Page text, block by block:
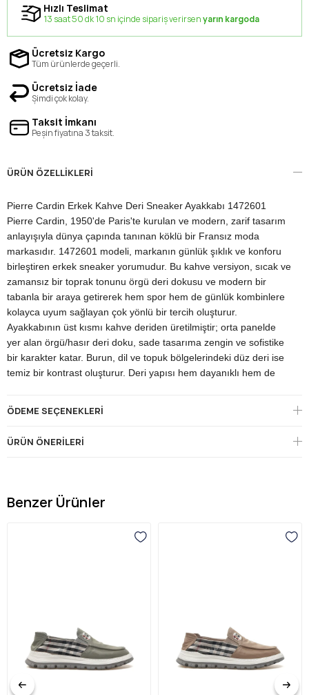
Hızlı Teslimat
13 saat 50 dk 10 sn içinde sipariş verirsenyarın kargoda
Ücretsiz Kargo
Tüm ürünlerde geçerli.
Ücretsiz İade
Şimdi çok kolay.
Taksit İmkanı
Peşin fiyatına 3 taksit.
ÜRÜN ÖZELLIKLERI
Pierre Cardin Erkek Kahve Deri Sneaker Ayakkabı 1472601
Pierre Cardin, 1950'de Paris'te kurulan ve modern, zarif tasarım
anlayışıyla dünya çapında tanınan köklü bir Fransız moda
markasıdır. 1472601 modeli, markanın günlük şıklık ve konforu
birleştiren erkek sneaker yorumudur. Bu kahve versiyon, sıcak ve
zamansız bir toprak tonunu örgü deri dokusu ve modern bir
tabanla bir araya getirerek hem spor hem de günlük kombinlere
kolayca uyum sağlayan çok yönlü bir tercih oluşturur.
Ayakkabının üst kısmı kahve deriden üretilmiştir; orta panelde
yer alan örgü/hasır deri doku, sade tasarıma zengin ve sofistike
bir karakter katar. Burun, dil ve topuk bölgelerindeki düz deri ise
temiz bir kontrast oluşturur. Deri yapısı hem dayanıklı hem de
Modelin imza detayı, orta paneldeki örgü deri dokusu, yan
yüzdeki metal Pierre Cardin logo etiketi ve arka topuktaki tutma
sağlar. Temiz hatlı burun ve dengeli oranlar, sportif ama şık bir
beyaz kauçuk taban hem modern bir kontrast hem de gün boyu
konfor sağlar. Hafif yüksek tabanı dengeli bir destek verir; dişli
Sıcak kahve rengi, jean'den chino'ya, gündelik pantolondan
ÖDEME SEÇENEKLERI
ÜRÜN ÖNERILERI
Benzer Ürünler